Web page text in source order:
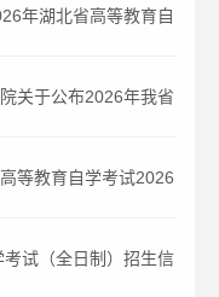
年湖北省高等教育自
通告
关于公布2026年我省
告
等教育自学考试2026
构的公告
试（全日制）招生信